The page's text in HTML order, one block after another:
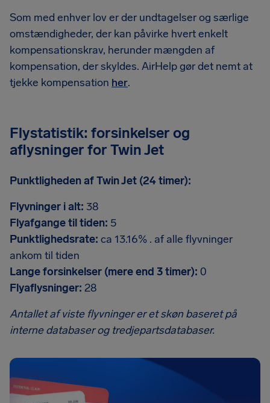
Som med enhver lov er der undtagelser og særlige
omstændigheder, der kan påvirke hvert enkelt
kompensationskrav, herunder mængden af
kompensation, der skyldes. AirHelp gør det nemt at
tjekke kompensation her.
Flystatistik: forsinkelser og
aflysninger for Twin Jet
Punktligheden af Twin Jet (24 timer):
Flyvninger i alt: 38
Flyafgange til tiden: 5
Punktlighedsrate: ca 13.16% . af alle flyvninger
ankom til tiden
Lange forsinkelser (mere end 3 timer): 0
Flyaflysninger: 28
Antallet af viste flyvninger er et skøn baseret på
interne databaser og tredjepartsdatabaser.